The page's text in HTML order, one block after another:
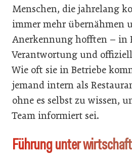
Menschen, die jahrelang
immer mehr übernähmen
Anerkennung hofften – in
Verantwortung und
Wie oft sie in Betriebe
jemand intern als
ohne es selbst zu wissen,
Team informiert sei.
Führung unter